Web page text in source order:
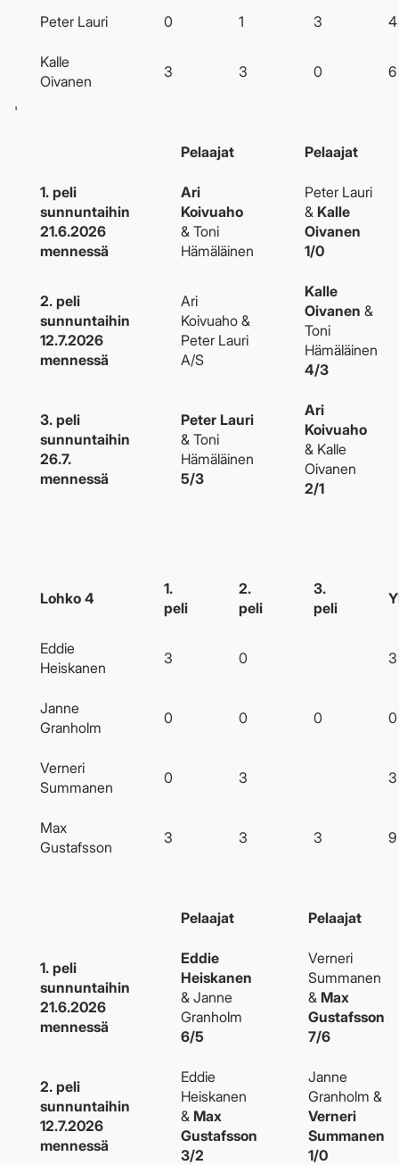
Peter Lauri 0 1 3 4
Kalle
Oivanen
3 3 0 6
'
Pelaajat Pelaajat
1. peli
sunnuntaihin
21.6.2026
mennessä
Ari
Koivuaho
& Toni
Hämäläinen
Peter Lauri
& Kalle
Oivanen
1/0
2. peli
sunnuntaihin
12.7.2026
mennessä
Ari
Koivuaho &
Peter Lauri
A/S
Kalle
Oivanen &
Toni
Hämäläinen
4/3
3. peli
sunnuntaihin
26.7.
mennessä
Peter Lauri
& Toni
Hämäläinen
5/3
Ari
Koivuaho
& Kalle
Oivanen
2/1
Lohko 4
1.
peli
2.
peli
3.
peli
Eddie
Heiskanen
3 0 3
Janne
Granholm
0 0 0 0
Verneri
Summanen
0 3 3
Max
Gustafsson
3 3 3 9
Pelaajat Pelaajat
1. peli
sunnuntaihin
21.6.2026
mennessä
Eddie
Heiskanen
& Janne
Granholm
6/5
Verneri
Summanen
& Max
Gustafsson
7/6
2. peli
sunnuntaihin
12.7.2026
mennessä
Eddie
Heiskanen
& Max
Gustafsson
3/2
Janne
Granholm &
Verneri
Summanen
1/0